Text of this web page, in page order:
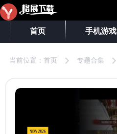
首页 手机游戏
当前位置： 首页 专题合集